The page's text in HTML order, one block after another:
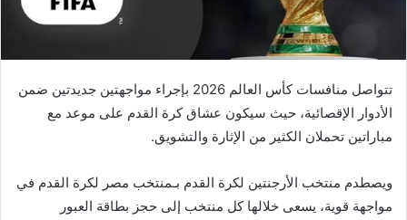
تتواصل منافسات كأس العالم 2026 بإجراء مواجهتين جديدتين ضمن
الأدوار الإقصائية، حيث سيكون عشاق كرة القدم على موعد مع
مباراتين تحملان الكثير من الإثارة والتشويق.
ويصطدم منتخب الأرجنتين لكرة القدم بـمنتخب مصر لكرة القدم في
مواجهة قوية، يسعى خلالها كل منتخب إلى حجز بطاقة العبور